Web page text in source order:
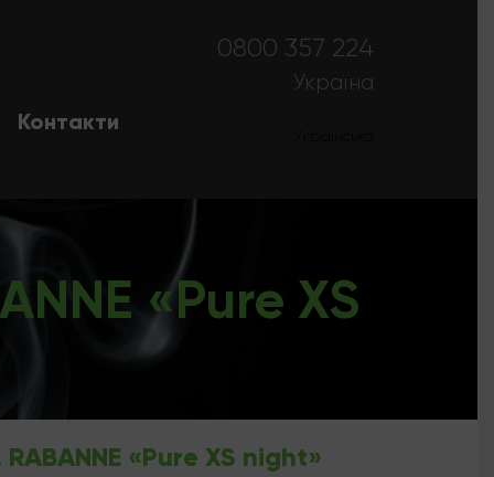
Контакти
0800 357 224
Україна
«Pure XS
«Pure XS night»